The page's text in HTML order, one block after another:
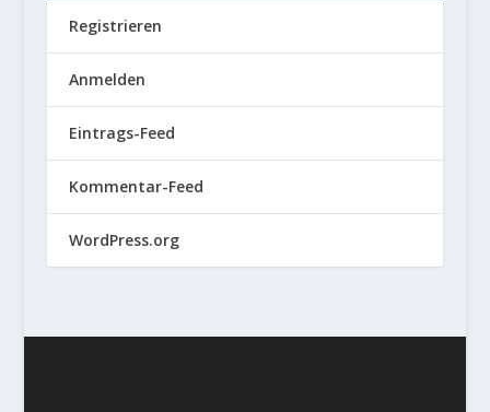
Registrieren
Anmelden
Eintrags-Feed
Kommentar-Feed
WordPress.org